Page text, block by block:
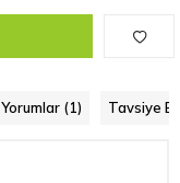
Yorumlar (1) Tavsiye Et